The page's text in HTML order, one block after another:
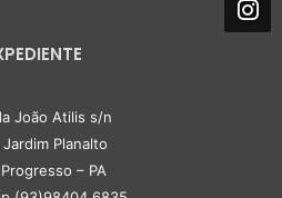
João Atilis s/n
Jardim Planalto
– PA